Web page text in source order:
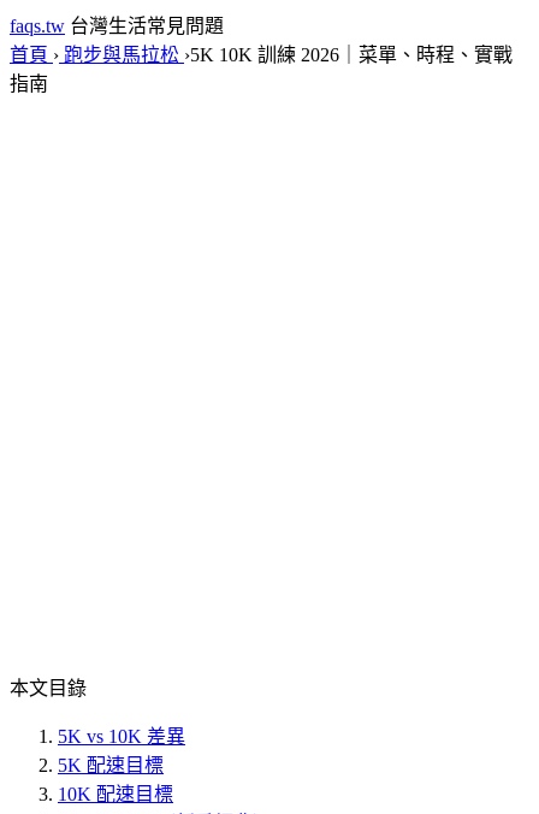
faqs.tw 台灣生活常見問題
首頁 › 跑步與馬拉松 ›5K 10K 訓練 2026｜菜單、時程、實戰
指南
本文目錄
5K vs 10K 差異
5K 配速目標
10K 配速目標